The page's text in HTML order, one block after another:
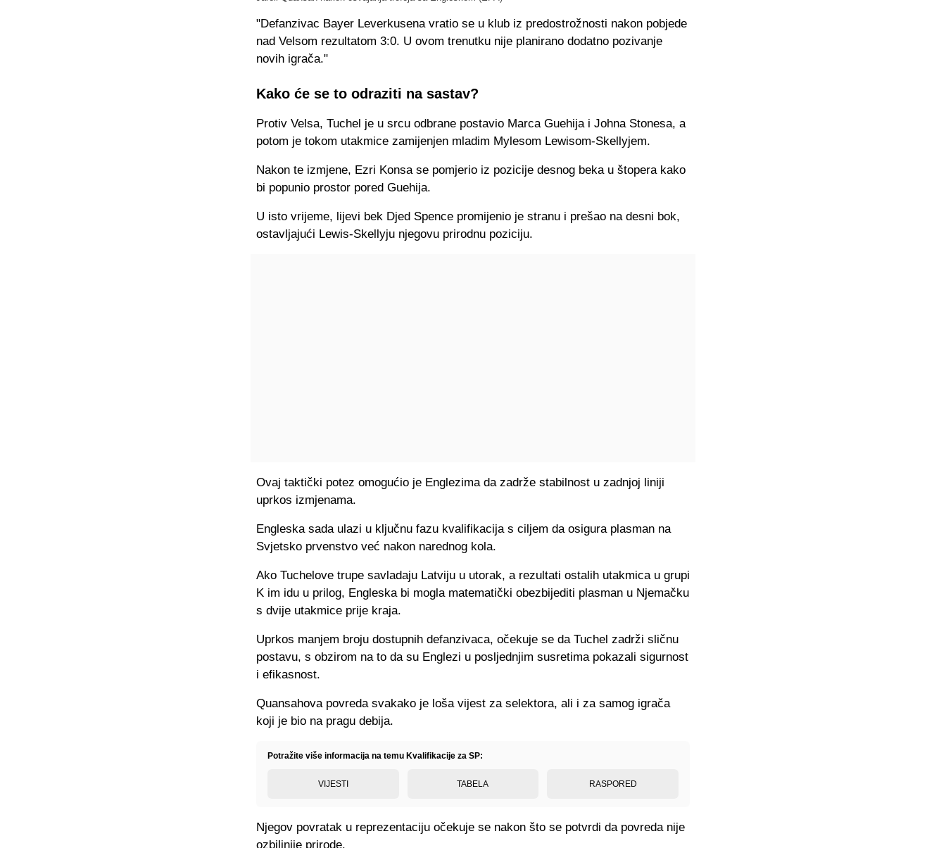
"Defanzivac Bayer Leverkusena vratio se u klub iz predostrožnosti nakon pobjede
nad Velsom rezultatom 3:0. U ovom trenutku nije planirano dodatno pozivanje
novih igrača."
Kako će se to odraziti na sastav?
Protiv Velsa, Tuchel je u srcu odbrane postavio Marca Guehija i Johna Stonesa, a
potom je tokom utakmice zamijenjen mladim Mylesom Lewisom-Skellyjem.
Nakon te izmjene, Ezri Konsa se pomjerio iz pozicije desnog beka u štopera kako
bi popunio prostor pored Guehija.
U isto vrijeme, lijevi bek Djed Spence promijenio je stranu i prešao na desni bok,
ostavljajući Lewis-Skellyju njegovu prirodnu poziciju.
Ovaj taktički potez omogućio je Englezima da zadrže stabilnost u zadnjoj liniji
uprkos izmjenama.
Engleska sada ulazi u ključnu fazu kvalifikacija s ciljem da osigura plasman na
Svjetsko prvenstvo već nakon narednog kola.
Ako Tuchelove trupe savladaju Latviju u utorak, a rezultati ostalih utakmica u grupi
K im idu u prilog, Engleska bi mogla matematički obezbijediti plasman u Njemačku
s dvije utakmice prije kraja.
Uprkos manjem broju dostupnih defanzivaca, očekuje se da Tuchel zadrži sličnu
postavu, s obzirom na to da su Englezi u posljednjim susretima pokazali sigurnost
i efikasnost.
Quansahova povreda svakako je loša vijest za selektora, ali i za samog igrača
koji je bio na pragu debija.
Potražite više informacija na temu Kvalifikacije za SP:
VIJESTI TABELA RASPORED
Njegov povratak u reprezentaciju očekuje se nakon što se potvrdi da povreda nije
ozbiljnije prirode.